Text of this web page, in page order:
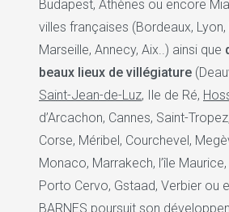
Budapest, Athènes ou encore
villes françaises (Bordeaux, Lyon,
Marseille, Annecy, Aix..) ainsi que
beaux lieux de villégiature
Saint-Jean-de-Luz, Ile de Ré,
d’Arcachon, Cannes, Saint-
Corse, Méribel, Courchevel,
Monaco, Marrakech, l’île
Porto Cervo, Gstaad, Verbier ou
BARNES poursuit son